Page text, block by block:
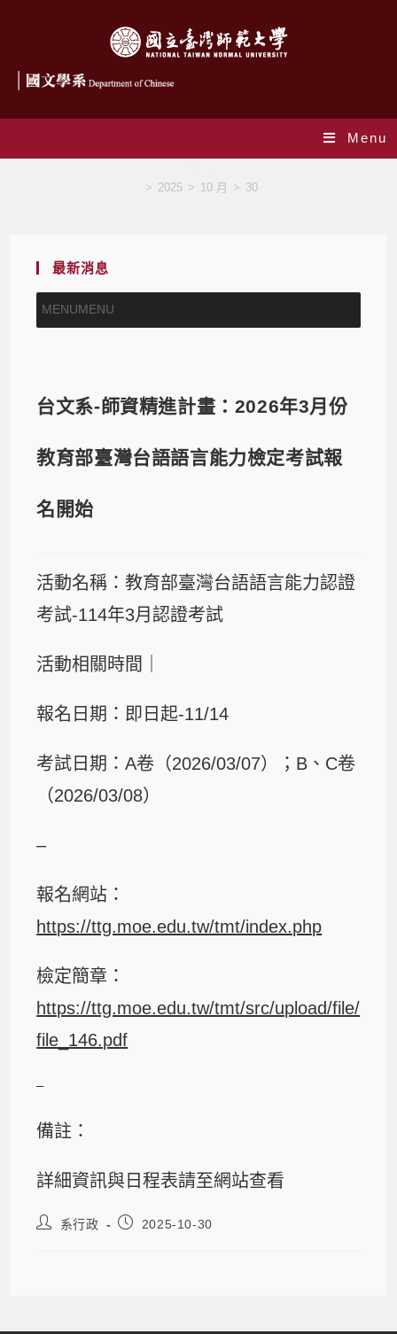
Menu
> 2025 > 10 月 > 30
最新消息
MENUMENU
台文系-師資精進計畫：2026年3月份
教育部臺灣台語語言能力檢定考試報
名開始
活動名稱：教育部臺灣台語語言能力認證
考試-114年3月認證考試
活動相關時間｜
報名日期：即日起-11/14
考試日期：A卷（2026/03/07）；B、C卷
（2026/03/08）
–
報名網站：
https://ttg.moe.edu.tw/tmt/index.php
檢定簡章：
https://ttg.moe.edu.tw/tmt/src/upload/file/
file_146.pdf
–
備註：
詳細資訊與日程表請至網站查看
系行政 2025-10-30